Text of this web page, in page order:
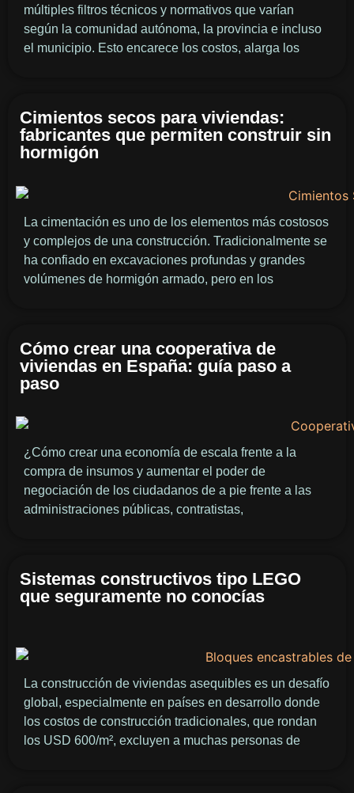
múltiples filtros técnicos y normativos que varían
según la comunidad autónoma, la provincia e incluso
el municipio. Esto encarece los costos, alarga los
Cimientos secos para viviendas:
fabricantes que permiten construir sin
hormigón
La cimentación es uno de los elementos más costosos
y complejos de una construcción. Tradicionalmente se
ha confiado en excavaciones profundas y grandes
volúmenes de hormigón armado, pero en los
Cómo crear una cooperativa de
viviendas en España: guía paso a
paso
¿Cómo crear una economía de escala frente a la
compra de insumos y aumentar el poder de
negociación de los ciudadanos de a pie frente a las
administraciones públicas, contratistas,
Sistemas constructivos tipo LEGO
que seguramente no conocías
La construcción de viviendas asequibles es un desafío
global, especialmente en países en desarrollo donde
los costos de construcción tradicionales, que rondan
los USD 600/m², excluyen a muchas personas de